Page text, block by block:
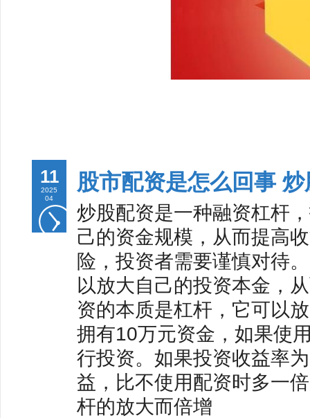
11
2025
04
股市配资是怎么回事
炒股配资是一种融资杠杆
己的资金规模，从而提高
险，投资者需要谨慎对待
以放大自己的投资本金，
资的本质是杠杆，它可以
拥有10万元资金，如果使
行投资。如果投资收益率
益，比不使用配资时多一
杆的放大而倍增